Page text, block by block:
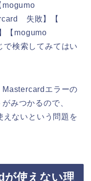
mogumo
失敗】【
【mogumo
検索してみてはい
Mastercardエラーの
みつかるので、
ないという問題を
使えない理